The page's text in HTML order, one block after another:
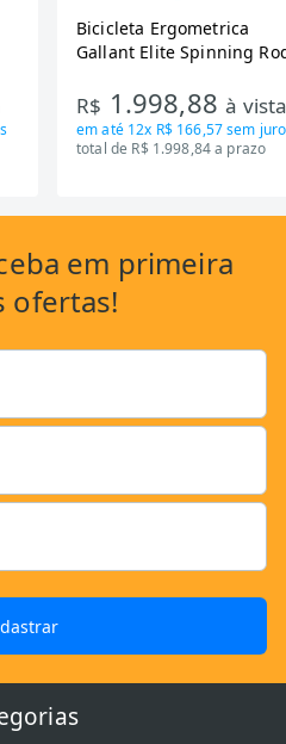
Bicicleta Ergometrica
Gallant Elite Spinning
Mecanica GSB13HBTA-PT
R$ 1.998,88à
em até 12x R$ 166,57sem
total de R$ 1.998,84 a prazo
em primeira
ofertas!